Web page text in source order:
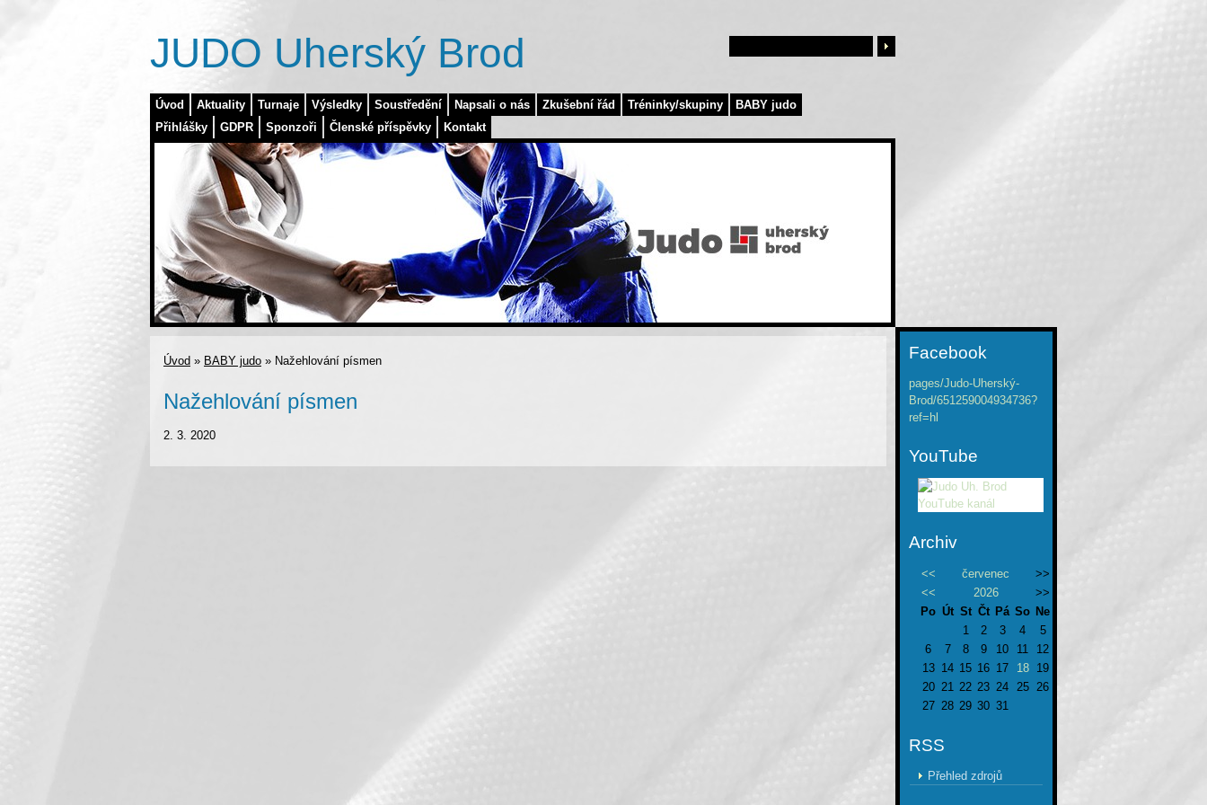
Úvod Aktuality Turnaje Výsledky Soustředění Napsali o nás Zkušební řád Tréninky/skupiny
BABY judo
Přihlášky
GDPR Sponzoři Členské příspěvky Kontakt
JUDO Uherský Brod
Úvod » BABY judo » Nažehlování písmen
Nažehlování písmen
2. 3. 2020
Facebook
pages/Judo-Uherský-
Brod/651259004934736?
ref=hl
YouTube
Archiv
<< červenec
>>
<<
2026
>>
Po Út St Čt Pá So Ne
1
2 3 4
5
6
7 8 9 10 11
12
13 14 15 16 17 18
19
20 21 22 23 24 25 26
27 28 29 30 31
RSS
Přehled zdrojů